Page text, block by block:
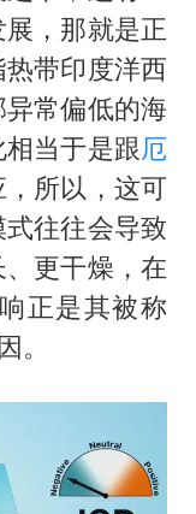
，那就是正
带印度洋西
常偏低的海
当于是跟厄
所以，这可
往往会导致
更干燥，在
正是其被称
。